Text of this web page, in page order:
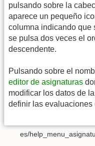
pulsando sobre la
aparece un pequeño
columna indicando que
se pulsa dos veces el
descendente.
Pulsando sobre el
editor de asignaturas
modificar los datos de
definir las evaluaciones
es/